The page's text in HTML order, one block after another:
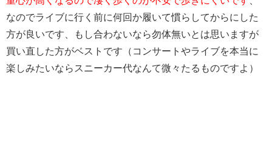
なのでライブに行く前に何回か履いて慣らしてからにした
方が良いです、もし合わないなら勿体無いとは思いますが
買い直した方がベストです（コンサートやライブを本当に
楽しみたいならスニーカー代なんて微々たるものですよ）